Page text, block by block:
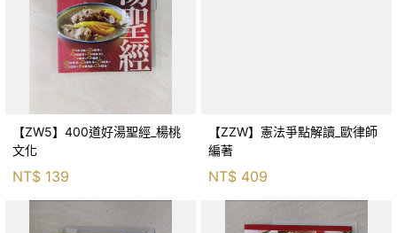
【ZW5】400道好湯聖經_楊桃
文化
NT$ 139
【ZZW】憲法爭點解讀_歐律師
編著
NT$ 409